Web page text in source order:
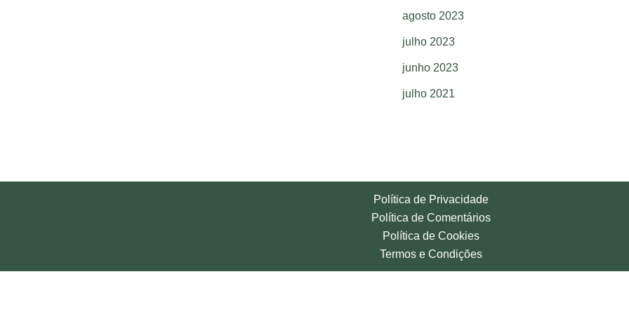
agosto 2023
julho 2023
junho 2023
julho 2021
Política de Privacidade
Política de Comentários
Política de Cookies
Termos e Condições